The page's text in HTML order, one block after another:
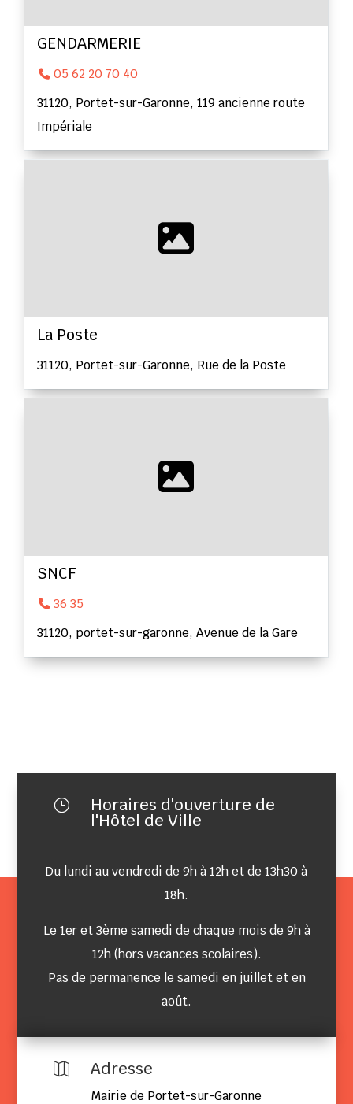
GENDARMERIE
05 62 20 70 40
31120, Portet-sur-Garonne, 119 ancienne route
Impériale
La Poste
31120, Portet-sur-Garonne, Rue de la Poste
SNCF
36 35
31120, portet-sur-garonne, Avenue de la Gare
} Horaires d'ouverture de
l'Hôtel de Ville
Du lundi au vendredi de 9h à 12h et de 13h30 à
18h.
Le 1er et 3ème samedi de chaque mois de 9h à
12h (hors vacances scolaires).
Pas de permanence le samedi en juillet et en
août.
 Adresse
Mairie de Portet-sur-Garonne